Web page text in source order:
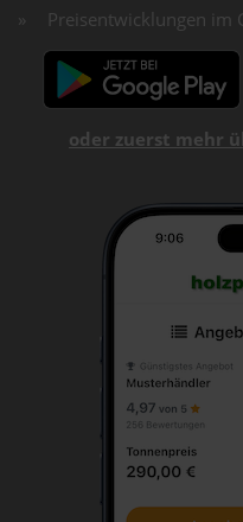
Preisentwicklungen im
oder zuerst mehr